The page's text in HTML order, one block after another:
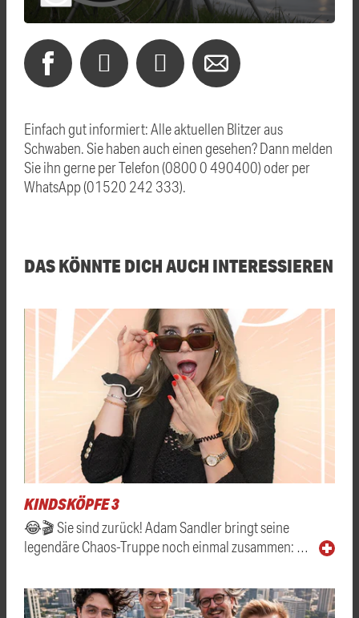
Einfach gut informiert: Alle aktuellen Blitzer aus
Schwaben. Sie haben auch einen gesehen? Dann melden
Sie ihn gerne per Telefon (0800 0 490400) oder per
WhatsApp (01520 242 333).
DAS KÖNNTE DICH AUCH INTERESSIEREN
KINDSKÖPFE 3
😂🎬 Sie sind zurück! Adam Sandler bringt seine
legendäre Chaos-Truppe noch einmal zusammen: …